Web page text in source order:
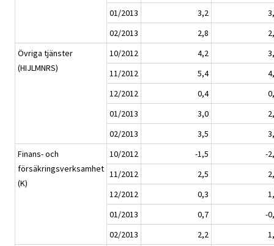
01/2013
3,2
02/2013
2,8
Övriga tjänster
(HIJLMNRS)
10/2012 4,2
11/2012
5,4
12/2012
0,4
01/2013
3,0
02/2013
3,5
Finans- och
försäkringsverksamhet
(K)
10/2012 -1,5
-
11/2012
2,5
12/2012
0,3
01/2013
0,7
-
02/2013
2,2